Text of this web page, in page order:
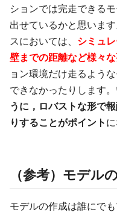
ションでは完走できる
出せているかと思いま
スにおいては、 シミュ
壁までの距離など様々
ョン環境だけ走るよう
できなかったりします。
うに，ロバストな形で
りすることがポイント
（参考）モデル
モデルの作成は誰にで